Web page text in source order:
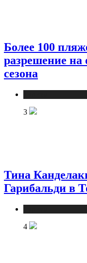
Более 100
разрешение на
сезона
3
Тина
Гарибальди в
4